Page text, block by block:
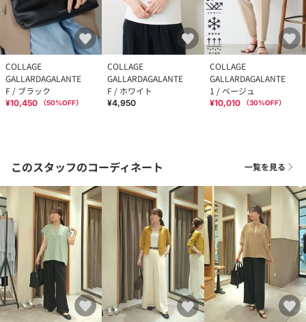
COLLAGE
GALLARDAGALANTE
F / ブラック
¥10,450 （50%OFF）
COLLAGE
GALLARDAGALANTE
F / ホワイト
¥4,950
COLLAGE
GALLARDAGALANTE
1 / ベージュ
¥10,010 （30%OFF）
このスタッフのコーディネート 一覧を見る